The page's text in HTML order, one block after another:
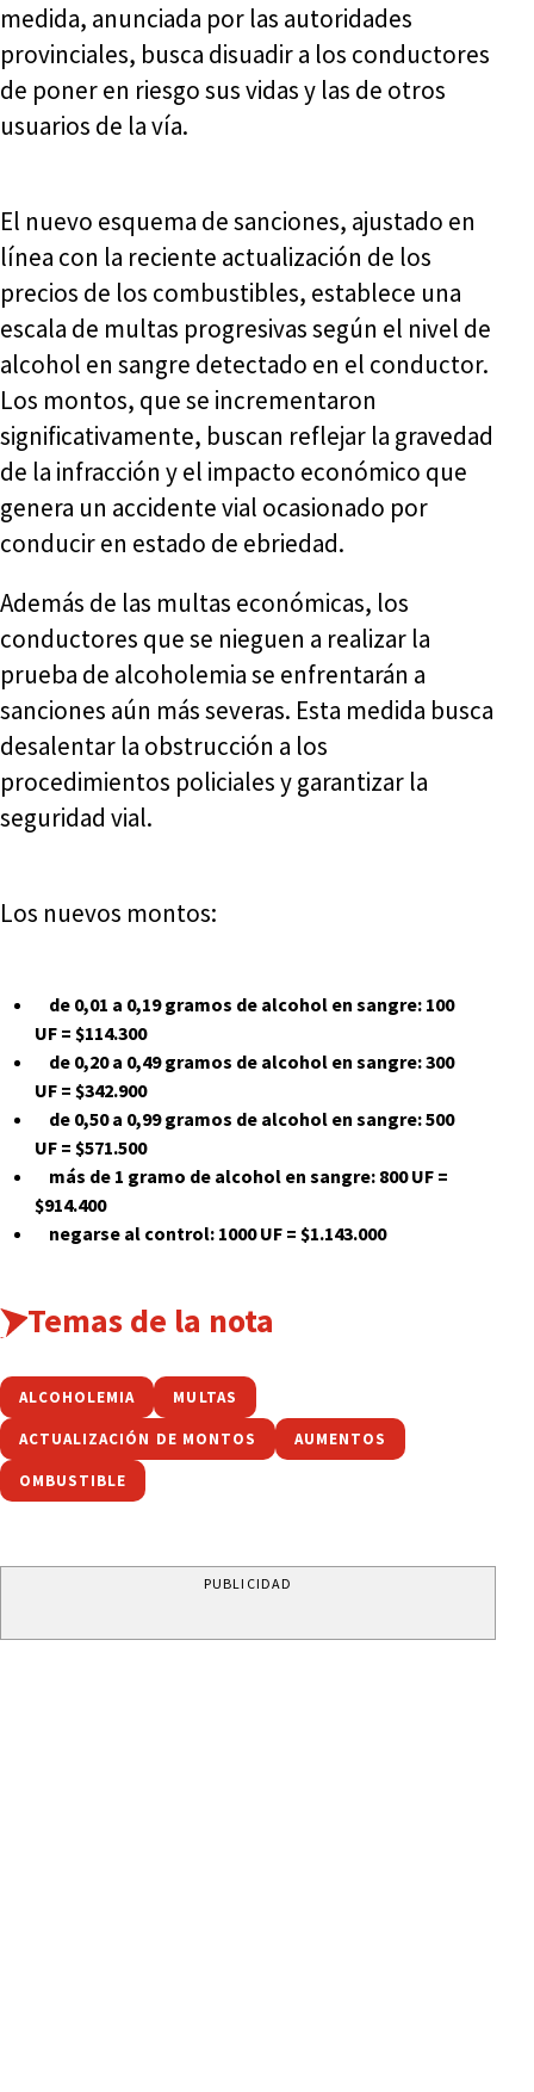
medida, anunciada por las autoridades
provinciales, busca disuadir a los conductores
de poner en riesgo sus vidas y las de otros
usuarios de la vía.
El nuevo esquema de sanciones, ajustado en
línea con la reciente actualización de los
precios de los combustibles, establece una
escala de multas progresivas según el nivel de
alcohol en sangre detectado en el conductor.
Los montos, que se incrementaron
significativamente, buscan reflejar la gravedad
de la infracción y el impacto económico que
genera un accidente vial ocasionado por
conducir en estado de ebriedad.
Además de las multas económicas, los
conductores que se nieguen a realizar la
prueba de alcoholemia se enfrentarán a
sanciones aún más severas. Esta medida busca
desalentar la obstrucción a los
procedimientos policiales y garantizar la
seguridad vial.
Los nuevos montos:
de 0,01 a 0,19 gramos de alcohol en sangre: 100
UF = $114.300
de 0,20 a 0,49 gramos de alcohol en sangre: 300
UF = $342.900
de 0,50 a 0,99 gramos de alcohol en sangre: 500
UF = $571.500
más de 1 gramo de alcohol en sangre: 800 UF =
$914.400
negarse al control: 1000 UF = $1.143.000
Temas de la nota
ALCOHOLEMIA MULTAS
ACTUALIZACIÓN DE MONTOS AUMENTOS
OMBUSTIBLE
PUBLICIDAD